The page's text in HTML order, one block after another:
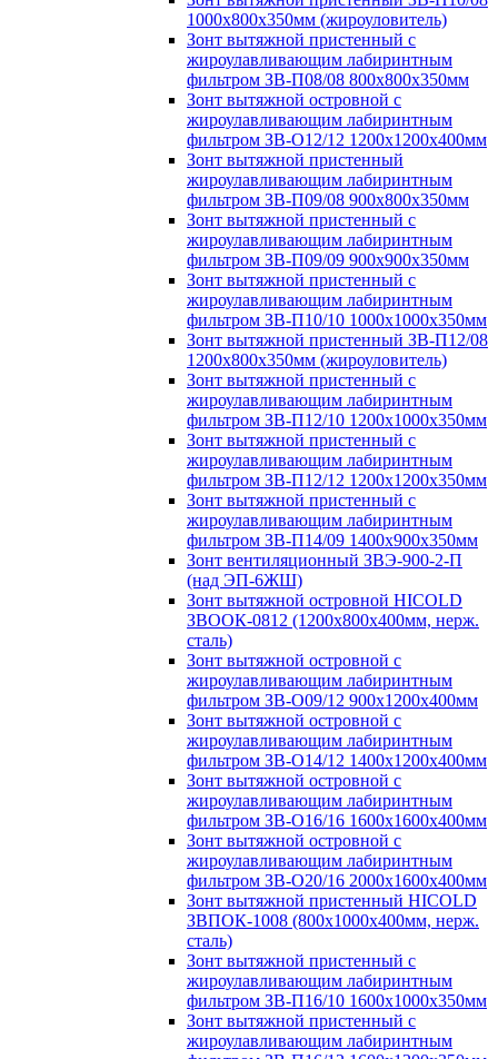
1000х800х350мм (жироуловитель)
Зонт вытяжной пристенный с
жироулавливающим лабиринтным
фильтром ЗВ-П08/08 800х800х350мм
Зонт вытяжной островной с
жироулавливающим лабиринтным
фильтром ЗВ-О12/12 1200х1200х400мм
Зонт вытяжной пристенный
жироулавливающим лабиринтным
фильтром ЗВ-П09/08 900х800х350мм
Зонт вытяжной пристенный с
жироулавливающим лабиринтным
фильтром ЗВ-П09/09 900х900х350мм
Зонт вытяжной пристенный с
жироулавливающим лабиринтным
фильтром ЗВ-П10/10 1000х1000х350мм
Зонт вытяжной пристенный ЗВ-П12/08
1200х800х350мм (жироуловитель)
Зонт вытяжной пристенный с
жироулавливающим лабиринтным
фильтром ЗВ-П12/10 1200х1000х350мм
Зонт вытяжной пристенный с
жироулавливающим лабиринтным
фильтром ЗВ-П12/12 1200х1200х350мм
Зонт вытяжной пристенный с
жироулавливающим лабиринтным
фильтром ЗВ-П14/09 1400х900х350мм
Зонт вентиляционный ЗВЭ-900-2-П
(над ЭП-6ЖШ)
Зонт вытяжной островной HICOLD
ЗВООК-0812 (1200х800x400мм, нерж.
сталь)
Зонт вытяжной островной с
жироулавливающим лабиринтным
фильтром ЗВ-О09/12 900х1200х400мм
Зонт вытяжной островной с
жироулавливающим лабиринтным
фильтром ЗВ-О14/12 1400х1200х400мм
Зонт вытяжной островной с
жироулавливающим лабиринтным
фильтром ЗВ-О16/16 1600х1600х400мм
Зонт вытяжной островной с
жироулавливающим лабиринтным
фильтром ЗВ-О20/16 2000х1600х400мм
Зонт вытяжной пристенный HICOLD
ЗВПОК-1008 (800х1000х400мм, нерж.
сталь)
Зонт вытяжной пристенный с
жироулавливающим лабиринтным
фильтром ЗВ-П16/10 1600х1000х350мм
Зонт вытяжной пристенный с
жироулавливающим лабиринтным